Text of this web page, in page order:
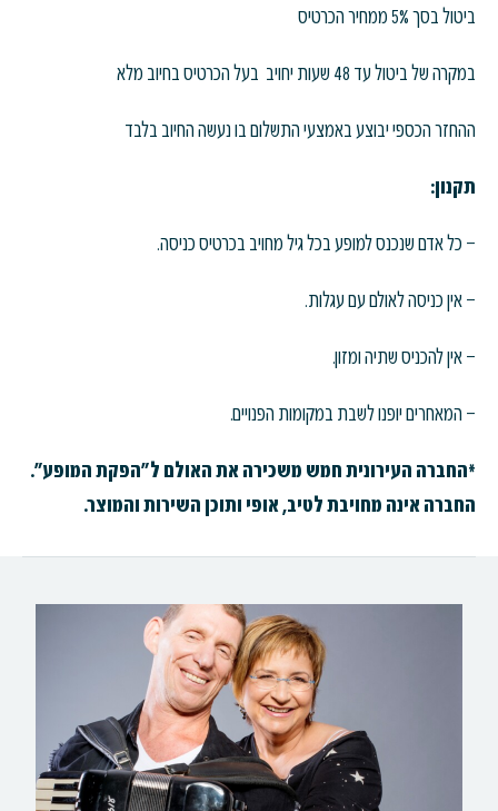
ביטול בסך 5% ממחיר הכרטיס
במקרה של ביטול עד 48 שעות יחויב בעל הכרטיס בחיוב מלא
ההחזר הכספי יבוצע באמצעי התשלום בו נעשה החיוב בלבד
תקנון:
– כל אדם שנכנס למופע בכל גיל מחויב בכרטיס כניסה.
– אין כניסה לאולם עם עגלות.
– אין להכניס שתיה ומזון.
– המאחרים יופנו לשבת במקומות הפנויים.
*החברה העירונית חמש משכירה את האולם ל"הפקת המופע".
החברה אינה מחויבת לטיב, אופי ותוכן השירות והמוצר.